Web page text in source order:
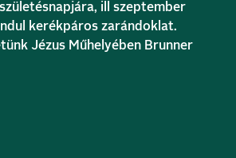
ill szeptember
kerékpáros zarándoklat.
Jézus Műhelyében Brunner